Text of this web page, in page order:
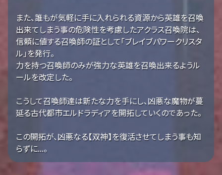
また、誰もが気軽に手に入れられる資源から英雄を召喚
出来てしまう事の危険性を考慮したアクラス召喚院は、
信頼に値する召喚師の証として「ブレイブパワークリスタ
ル」を発行。
力を持つ召喚師のみが強力な英雄を召喚出来るようル
ールを改定した。
こうして召喚師達は新たな力を手にし、凶悪な魔物が蔓
延る古代都市エルドラディアを開拓していくのであった。
この開拓が、凶悪なる【双神】を復活させてしまう事も知
らずに...。